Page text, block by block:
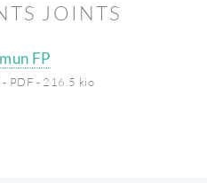
JOINTS
FP
- PDF - 216.5 kio